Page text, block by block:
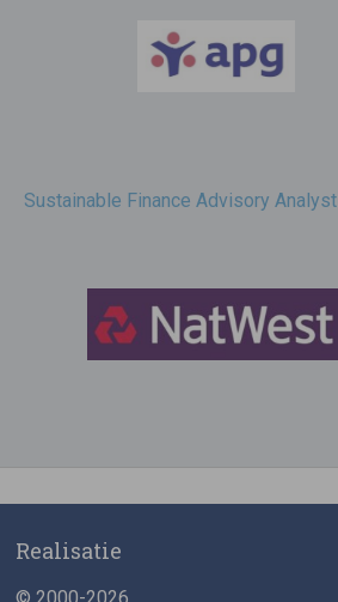
Sustainable Finance Advisory Analyst
Director, Impact Investing
Realisatie